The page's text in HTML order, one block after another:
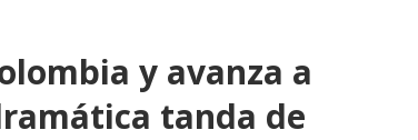
y avanza a
tanda de